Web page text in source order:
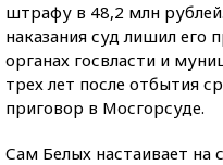
штрафу в 48,2 млн
наказания суд лишил его
органах госвласти и
трех лет после отбытия
приговор в Мосгорсуде.
Сам Белых настаивает на